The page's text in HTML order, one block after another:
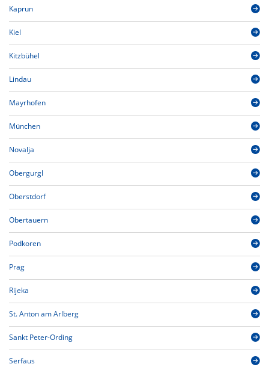
Kaprun
Kiel
Kitzbühel
Lindau
Mayrhofen
München
Novalja
Obergurgl
Oberstdorf
Obertauern
Podkoren
Prag
Rijeka
St. Anton am Arlberg
Sankt Peter-Ording
Serfaus